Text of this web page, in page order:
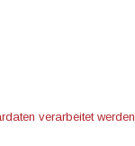
verarbeitet werden.